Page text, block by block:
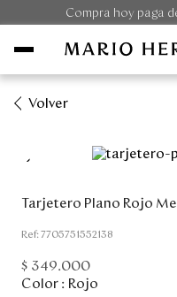
Compra hoy paga
Unisex
Viaje
Volver
Tarjetero Plano Rojo
:7705751552138
$ 349.000
Color : Rojo